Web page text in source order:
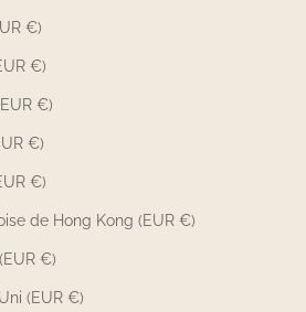
€)
€)
€)
€)
€)
de Hong Kong (EUR €)
€)
(EUR €)